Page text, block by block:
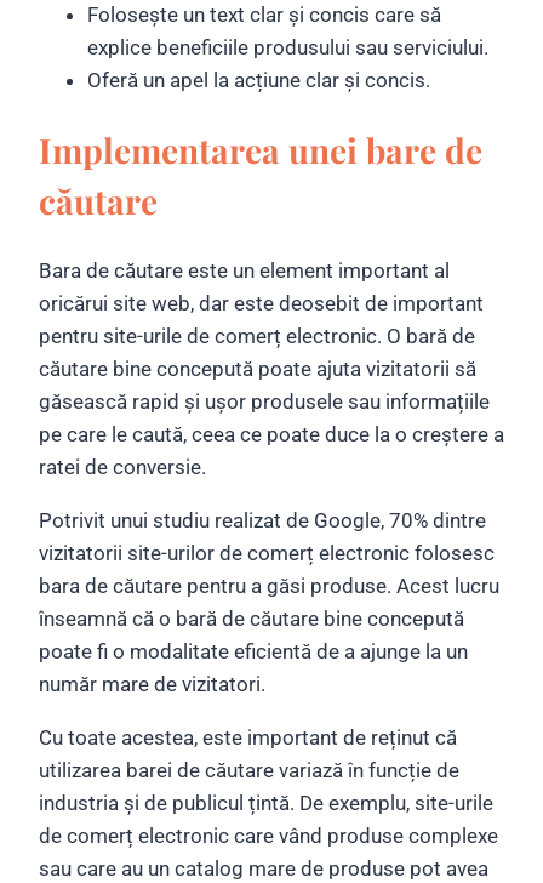
Folosește un text clar și concis care să
explice beneficiile produsului sau serviciului.
Oferă un apel la acțiune clar și concis.
Implementarea unei bare de
căutare
Bara de căutare este un element important al
oricărui site web, dar este deosebit de important
pentru site-urile de comerț electronic. O bară de
căutare bine concepută poate ajuta vizitatorii să
găsească rapid și ușor produsele sau informațiile
pe care le caută, ceea ce poate duce la o creștere a
ratei de conversie.
Potrivit unui studiu realizat de Google, 70% dintre
vizitatorii site-urilor de comerț electronic folosesc
bara de căutare pentru a găsi produse. Acest lucru
înseamnă că o bară de căutare bine concepută
poate fi o modalitate eficientă de a ajunge la un
număr mare de vizitatori.
Cu toate acestea, este important de reținut că
utilizarea barei de căutare variază în funcție de
industria și de publicul țintă. De exemplu, site-urile
de comerț electronic care vând produse complexe
sau care au un catalog mare de produse pot avea